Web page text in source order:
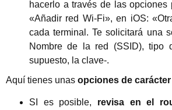
hacerlo a través de las opciones
«Añadir red Wi-Fi», en iOS:
cada terminal. Te solicitará una
Nombre de la red (SSID), tipo
supuesto, la clave-.
Aquí tienes unas opciones de
SI es posible, revisa en el